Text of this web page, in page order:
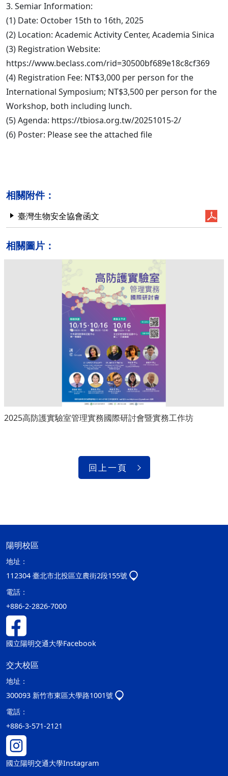
3. Semiar Information:
(1) Date: October 15th to 16th, 2025
(2) Location: Academic Activity Center, Academia Sinica
(3) Registration Website:
https://www.beclass.com/rid=30500bf689e18c8cf369
(4) Registration Fee: NT$3,000 per person for the
International Symposium; NT$3,500 per person for the
Workshop, both including lunch.
(5) Agenda: https://tbiosa.org.tw/20251015-2/
(6) Poster: Please see the attached file
相關附件：
臺灣生物安全協會函文
相關圖片：
2025高防護實驗室管理實務國際研討會暨實務工作坊
回上一頁
陽明校區
地址：
112304 臺北市北投區立農街2段155號
電話：
+886-2-2826-7000
國立陽明交通大學Facebook
交大校區
地址：
300093 新竹市東區大學路1001號
電話：
+886-3-571-2121
國立陽明交通大學Instagram